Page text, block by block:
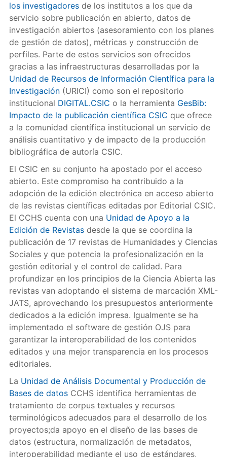
los investigadoresde los institutos a los que da
servicio sobre publicación en abierto, datos de
investigación abiertos (asesoramiento con los planes
de gestión de datos), métricas y construcción de
perfiles. Parte de estos servicios son ofrecidos
gracias a las infraestructuras desarrolladas por la
Unidad de Recursos de Información Científica para la
Investigación(URICI) como son el repositorio
institucional DIGITAL.CSIC o la herramienta GesBib:
Impacto de la publicación científica CSIC que ofrece
a la comunidad científica institucional un servicio de
análisis cuantitativo y de impacto de la producción
bibliográfica de autoría CSIC.
El CSIC en su conjunto ha apostado por el acceso
abierto. Este compromiso ha contribuido a la
adopción de la edición electrónica en acceso abierto
de las revistas científicas editadas por Editorial CSIC.
El CCHS cuenta con una Unidad de Apoyo a la
Edición de Revistasdesde la que se coordina la
publicación de 17 revistas de Humanidades y Ciencias
Sociales y que potencia la profesionalización en la
gestión editorial y el control de calidad. Para
profundizar en los principios de la Ciencia Abierta las
revistas van adoptando el sistema de marcación XML-
JATS, aprovechando los presupuestos anteriormente
dedicados a la edición impresa. Igualmente se ha
implementado el software de gestión OJS para
garantizar la interoperabilidad de los contenidos
editados y una mejor transparencia en los procesos
editoriales.
La Unidad de Análisis Documental y Producción de
Bases de datosCCHS identifica herramientas de
tratamiento de corpus textuales y recursos
terminológicos adecuados para el desarrollo de los
proyectos;da apoyo en el diseño de las bases de
datos (estructura, normalización de metadatos,
interoperabilidad mediante el uso de estándares,